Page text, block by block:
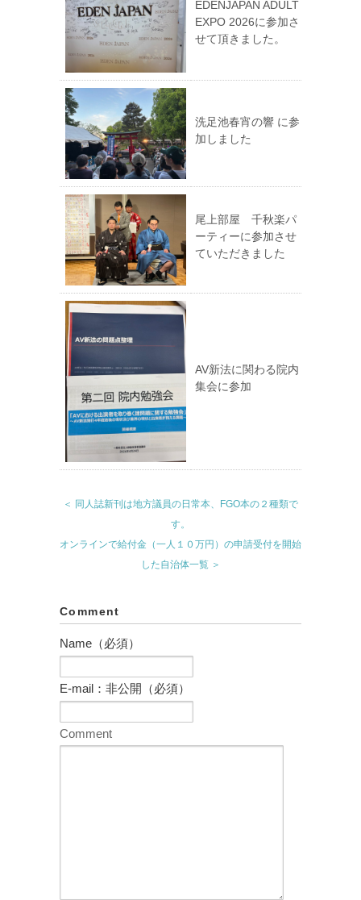
EDENJAPAN ADULT
EXPO 2026に参加さ
せて頂きました。
洗足池春宵の響 に参
加しました
尾上部屋 千秋楽パ
ーティーに参加させ
ていただきました
AV新法に関わる院内
集会に参加
＜ 同人誌新刊は地方議員の日常本、FGO本の２種類で
す。
オンラインで給付金（一人１０万円）の申請受付を開始
した自治体一覧 ＞
Comment
Name（必須）
E-mail：非公開（必須）
Comment